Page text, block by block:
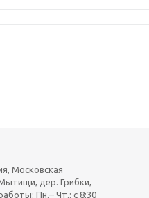
Московская
дер. Грибки,
Пн.– Чт.: с 8:30